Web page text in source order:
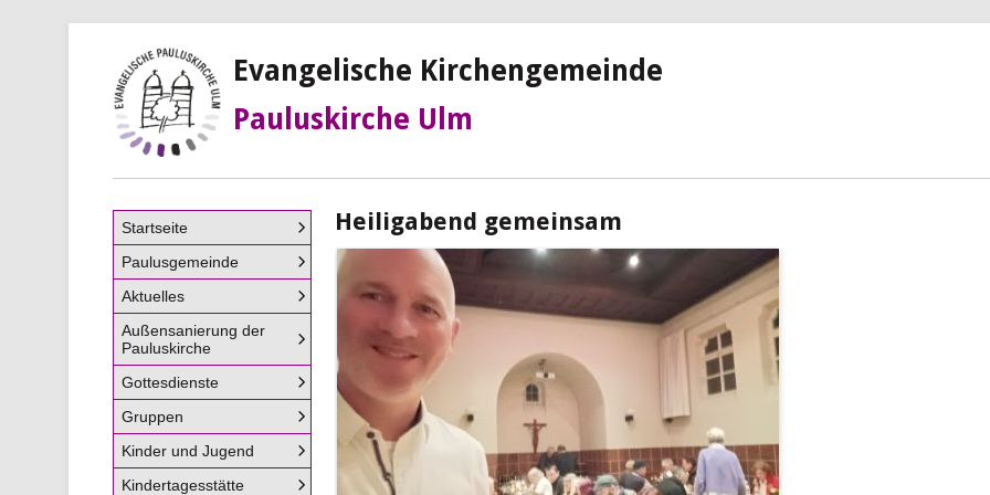
Evangelische Kirchengemeinde
Pauluskirche Ulm
Heiligabend gemeinsam
Navigation
überspringen
Startseite
Paulusgemeinde
Aktuelles
Außensanierung der
Pauluskirche
Gottesdienste
Gruppen
Kinder und Jugend
Kindertagesstätte